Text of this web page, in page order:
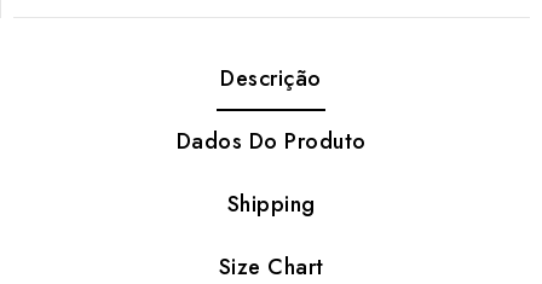
Descrição
Dados Do Produto
Shipping
Size Chart